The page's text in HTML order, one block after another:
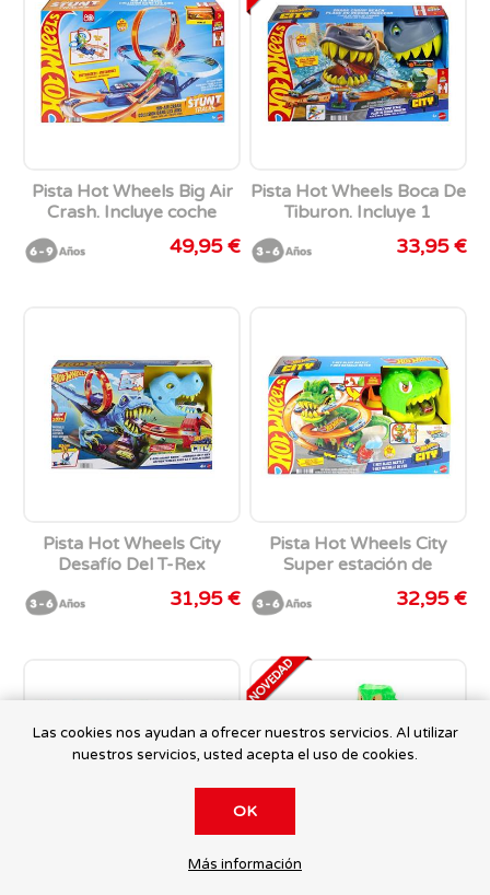
Pista Hot Wheels Big Air
Crash. Incluye coche
68,70x62,50x85,90 cm
49,95 €
Pista Hot Wheels Boca De
Tiburon. Incluye 1
33,95 €
Pista Hot Wheels City
Desafío Del T-Rex
31,95 €
Pista Hot Wheels City
Super estación de
Bomberos T-Rex. Incluye
un vehiculo.32,95 €
Las cookies nos ayudan a ofrecer nuestros servicios. Al utilizar
nuestros servicios, usted acepta el uso de cookies.
OK
Más información